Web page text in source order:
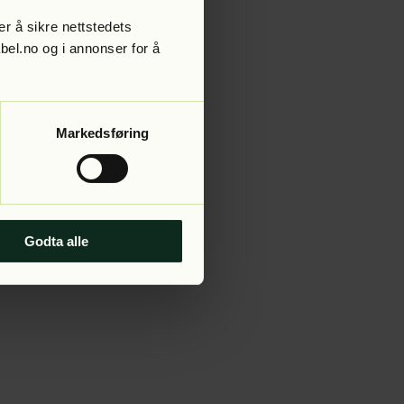
å sikre nettstedets
og i annonser for å
Markedsføring
Godta alle